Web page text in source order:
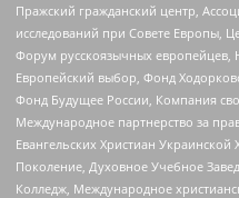
Пражский гражданский центр,
исследований при Совете Европы,
Форум русскоязычных европейцев,
Европейский выбор, Фонд
Фонд Будущее России, Компания
Международное партнерство за
Евангельских Христиан
Поколение, Духовное Учебное
Колледж, Международное